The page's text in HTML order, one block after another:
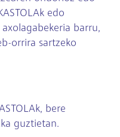
edo
barru,
orrira sartzeko
bere
guztietan.